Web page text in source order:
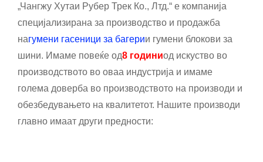
„Чангжу Хутаи Рубер Трек Ко., Лтд.“ е компанија
специјализирана за производство и продажба
нагумени гасеници за багерии гумени блокови за
шини. Имаме повеќе од8 годиниод искуство во
производството во оваа индустрија и имаме
голема доверба во производството на производи и
обезбедувањето на квалитетот. Нашите производи
главно имаат други предности: